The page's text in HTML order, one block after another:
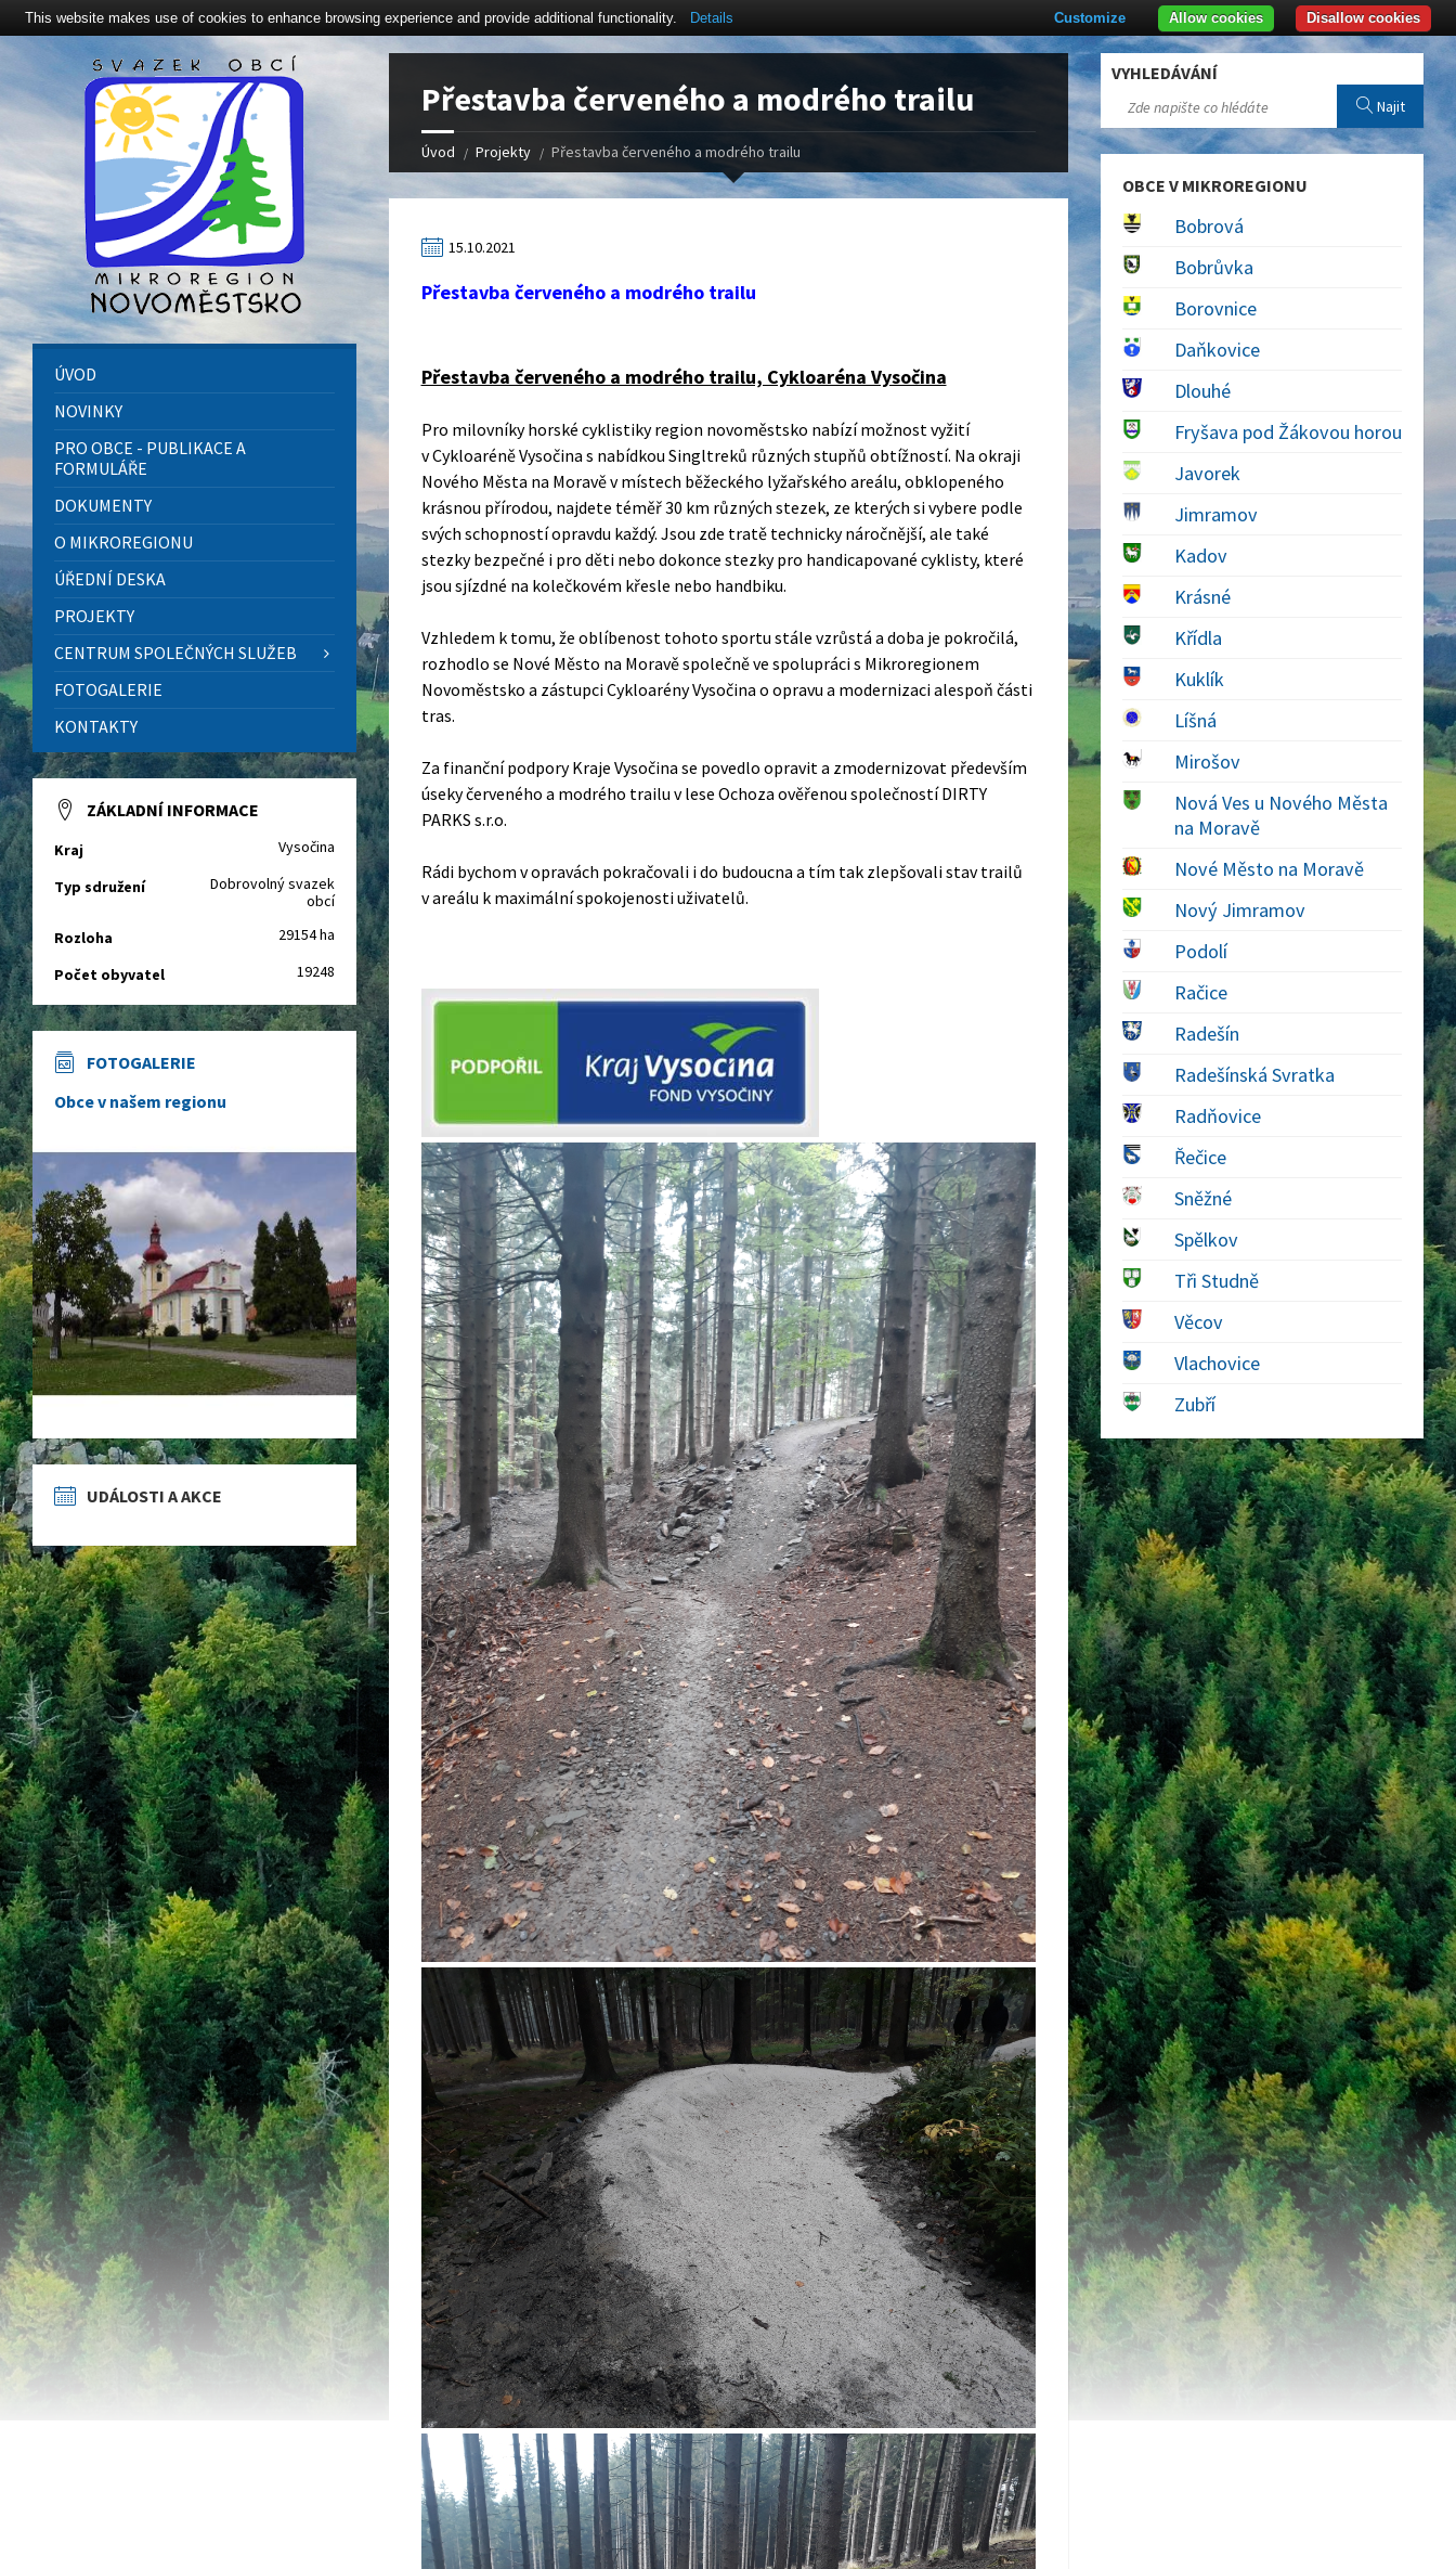
Click here to revoke the Cookie consent
Přestavba červeného a modrého trailu
Úvod Projekty Přestavba červeného a modrého trailu
15.10.2021
Přestavba červeného a modrého trailu
Přestavba červeného a modrého trailu, Cykloaréna Vysočina
Pro milovníky horské cyklistiky region novoměstsko nabízí možnost vyžití
v Cykloaréně Vysočina s nabídkou Singltreků různých stupňů obtížností. Na okraji
Nového Města na Moravě v místech běžeckého lyžařského areálu, obklopeného
krásnou přírodou, najdete téměř 30 km různých stezek, ze kterých si vybere podle
svých schopností opravdu každý. Jsou zde tratě technicky náročnější, ale také
stezky bezpečné i pro děti nebo dokonce stezky pro handicapované cyklisty, které
jsou sjízdné na kolečkovém křesle nebo handbiku.
Vzhledem k tomu, že oblíbenost tohoto sportu stále vzrůstá a doba je pokročilá,
rozhodlo se Nové Město na Moravě společně ve spolupráci s Mikroregionem
Novoměstsko a zástupci Cykloarény Vysočina o opravu a modernizaci alespoň části
tras.
Za finanční podpory Kraje Vysočina se povedlo opravit a zmodernizovat především
úseky červeného a modrého trailu v lese Ochoza ověřenou společností DIRTY
PARKS s.r.o.
Rádi bychom v opravách pokračovali i do budoucna a tím tak zlepšovali stav trailů
v areálu k maximální spokojenosti uživatelů.
ÚVOD
NOVINKY
PRO OBCE - PUBLIKACE A
FORMULÁŘE
DOKUMENTY
O MIKROREGIONU
ÚŘEDNÍ DESKA
PROJEKTY
CENTRUM SPOLEČNÝCH SLUŽEB
FOTOGALERIE
KONTAKTY
ZÁKLADNÍ INFORMACE
Kraj Vysočina
Typ sdružení
Dobrovolný svazek
obcí
Rozloha
29154 ha
Počet obyvatel 19248
FOTOGALERIE
Obce v našem regionu
UDÁLOSTI A AKCE
VYHLEDÁVÁNÍ
Najit
OBCE V MIKROREGIONU
Bobrová
Bobrůvka
Borovnice
Daňkovice
Dlouhé
Fryšava pod Žákovou horou
Javorek
Jimramov
Kadov
Krásné
Křídla
Kuklík
Líšná
Mirošov
Nová Ves u Nového Města
na Moravě
Nové Město na Moravě
Nový Jimramov
Podolí
Račice
Radešín
Radešínská Svratka
Radňovice
Řečice
Sněžné
Spělkov
Tři Studně
Věcov
Vlachovice
Zubří
This website makes use of cookies to enhance browsing experience and provide additional functionality. Details Disallow cookies
Allow cookies
Customize